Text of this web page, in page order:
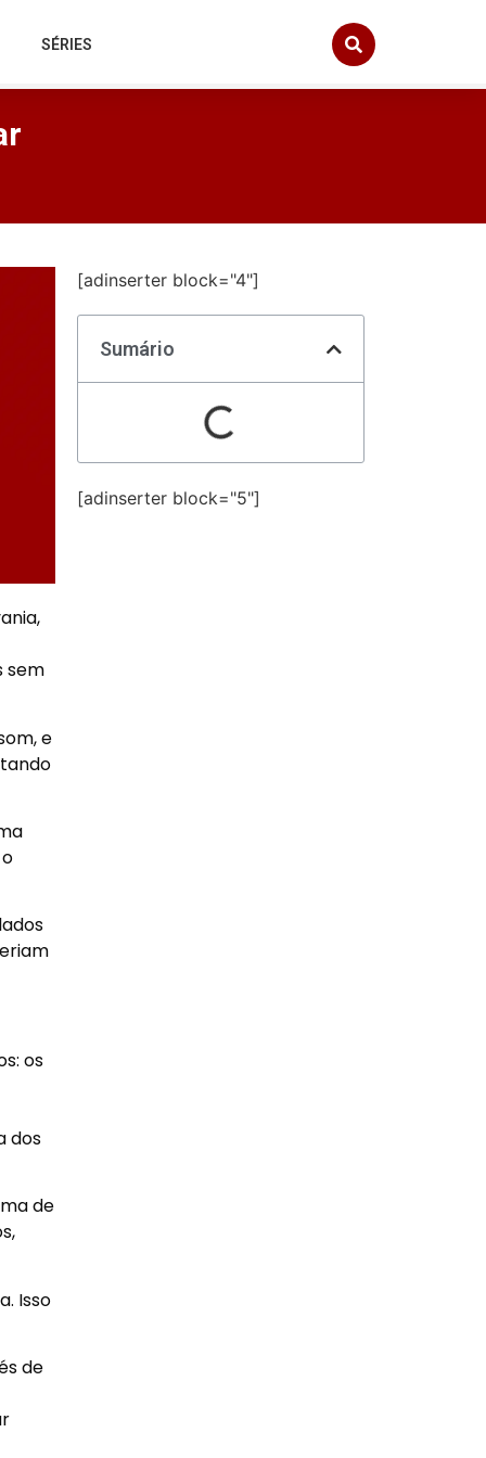
SÉRIES
sem
e
os
dos
de
Isso
de
[adinserter block="4"]
Sumário
[adinserter block="5"]